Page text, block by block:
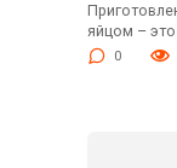
яйцом – это
0